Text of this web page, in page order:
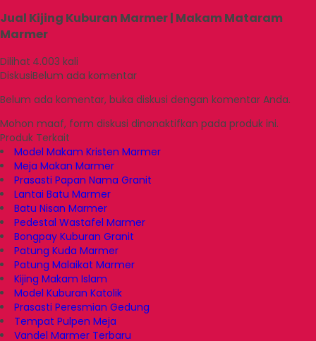
Jual Kijing Kuburan Marmer | Makam Mataram
Marmer
Dilihat 4.003 kali
DiskusiBelum ada komentar
Belum ada komentar, buka diskusi dengan komentar Anda.
Mohon maaf, form diskusi dinonaktifkan pada produk ini.
Produk Terkait
Model Makam Kristen Marmer
Meja Makan Marmer
Prasasti Papan Nama Granit
Lantai Batu Marmer
Batu Nisan Marmer
Pedestal Wastafel Marmer
Bongpay Kuburan Granit
Patung Kuda Marmer
Patung Malaikat Marmer
Kijing Makam Islam
Model Kuburan Katolik
Prasasti Peresmian Gedung
Tempat Pulpen Meja
Vandel Marmer Terbaru